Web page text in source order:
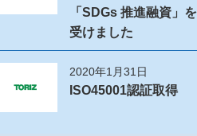
「SDGs 推進融資」を
受けました
2020年1月31日
ISO45001認証取得